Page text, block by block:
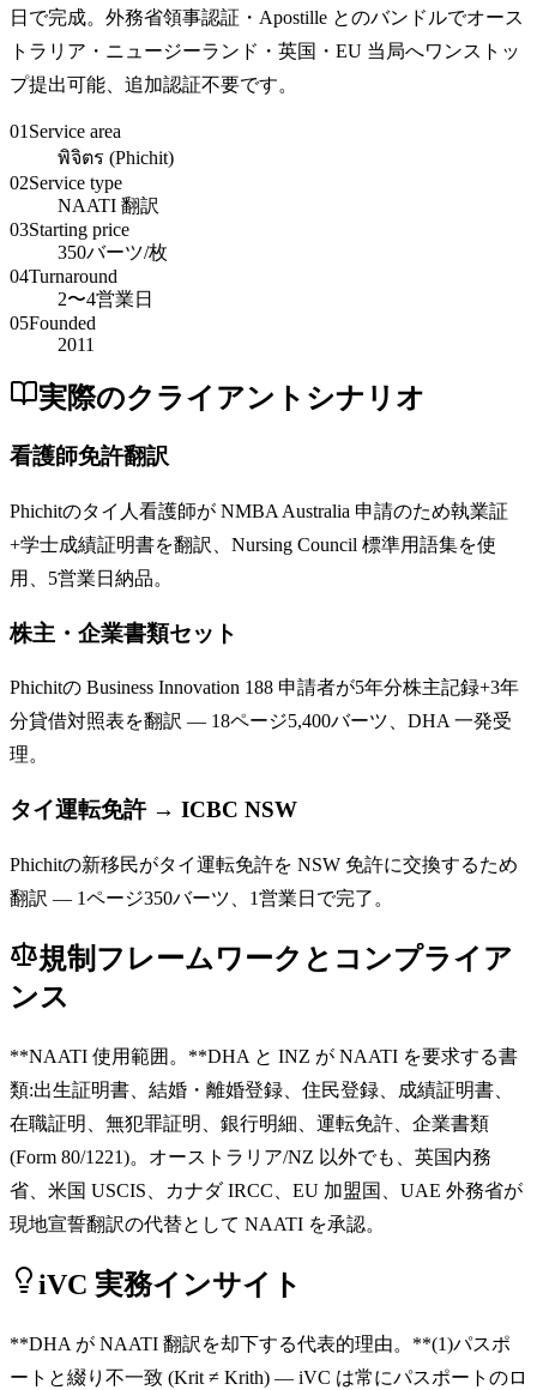
日で完成。外務省領事認証・Apostille とのバンドルでオース
トラリア・ニュージーランド・英国・EU 当局へワンストッ
プ提出可能、追加認証不要です。
01 Service area
พิจิตร (Phichit)
02Service type
NAATI 翻訳
03Starting price
350バーツ/枚
04Turnaround
2〜4営業日
05Founded
2011
実際のクライアントシナリオ
看護師免許翻訳
Phichitのタイ人看護師が NMBA Australia 申請のため執業証
+学士成績証明書を翻訳、Nursing Council 標準用語集を使
用、5営業日納品。
株主・企業書類セット
Phichitの Business Innovation 188 申請者が5年分株主記録+3年
分貸借対照表を翻訳 — 18ページ5,400バーツ、DHA 一発受
理。
タイ運転免許 → ICBC NSW
Phichitの新移民がタイ運転免許を NSW 免許に交換するため
翻訳 — 1ページ350バーツ、1営業日で完了。
規制フレームワークとコンプライア
ンス
**NAATI 使用範囲。**DHA と INZ が NAATI を要求する書
類:出生証明書、結婚・離婚登録、住民登録、成績証明書、
在職証明、無犯罪証明、銀行明細、運転免許、企業書類
(Form 80/1221)。オーストラリア/NZ 以外でも、英国内務
省、米国 USCIS、カナダ IRCC、EU 加盟国、UAE 外務省が
現地宣誓翻訳の代替として NAATI を承認。
iVC 実務インサイト
**DHA が NAATI 翻訳を却下する代表的理由。**(1)パスポ
ートと綴り不一致 (Krit ≠ Krith) — iVC は常にパスポートのロ